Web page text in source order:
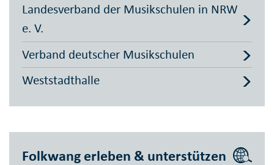
Landesverband der Musikschulen in NRW
e. V.
Verband deutscher Musikschulen
Weststadthalle
Folkwang erleben & unterstützen